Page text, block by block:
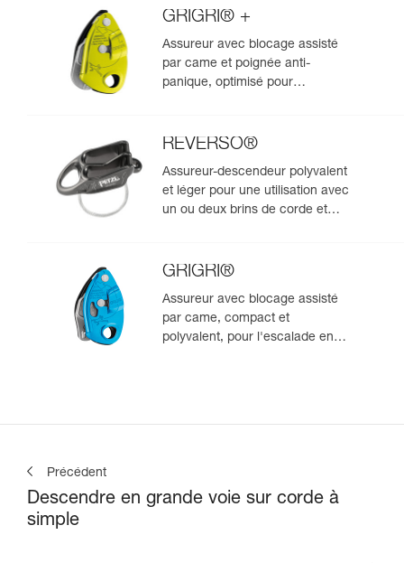
GRIGRI® +
Assureur avec blocage assisté
par came et poignée anti-
panique, optimisé pour
REVERSO®
Assureur-descendeur polyvalent
et léger pour une utilisation avec
un ou deux brins de corde et
GRIGRI®
Assureur avec blocage assisté
par came, compact et
polyvalent, pour l'escalade en
Précédent
Descendre en grande voie sur corde à
simple